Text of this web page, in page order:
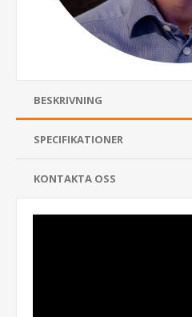
BESKRIVNING
SPECIFIKATIONER
KONTAKTA OSS